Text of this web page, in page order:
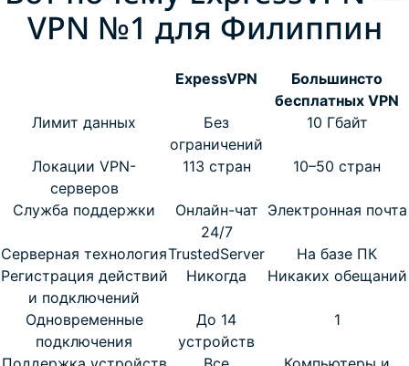
VPN №1 для Филиппин
ExpessVPN
Большинсто
бесплатных VPN
Лимит данных
Без
ограничений
10 Гбайт
Локации VPN-
серверов
113 стран 10–50 стран
Служба поддержки
Онлайн-чат
24/7
Электронная почта
Серверная технологияTrustedServer
На базе ПК
Регистрация действий
и подключений
Никогда Никаких обещаний
Одновременные
подключения
До 14
устройств
1